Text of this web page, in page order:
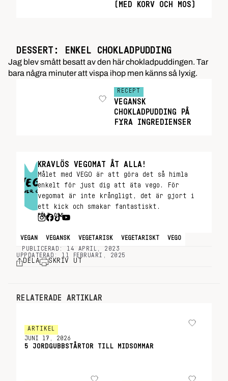
(MED KORV OCH MOS)
DESSERT: ENKEL CHOKLADPUDDING
Jag blev smått besatt av den här chokladpuddingen. Tar
bara några minuter att vispa ihop men känns så lyxig.
RECEPT
VEGANSK
CHOKLADPUDDING PÅ
FYRA INGREDIENSER
KRAVLÖS VEGOMAT ÅT ALLA!
Målet med VEGO är att göra det så himla
enkelt för just dig att äta vego. För
vegomat är inte krångligt, det är gjort i
ett kick och smakar fantastiskt.
FÖLJ OSS
VEGAN VEGANSK VEGETARISK VEGETARISKT
VEGO
PUBLICERAD: 14 APRIL, 2023
UPPDATERAD: 11 FEBRUARI, 2025
DELA SKRIV UT
RELATERADE ARTIKLAR
ARTIKEL
JUNI 17, 2026
5 JORDGUBBSTÅRTOR TILL MIDSOMMAR